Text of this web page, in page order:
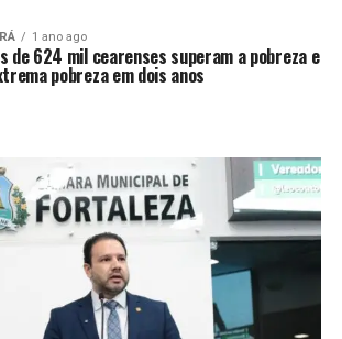
1 ano ago
de 624 mil cearenses superam a pobreza e
pobreza em dois anos